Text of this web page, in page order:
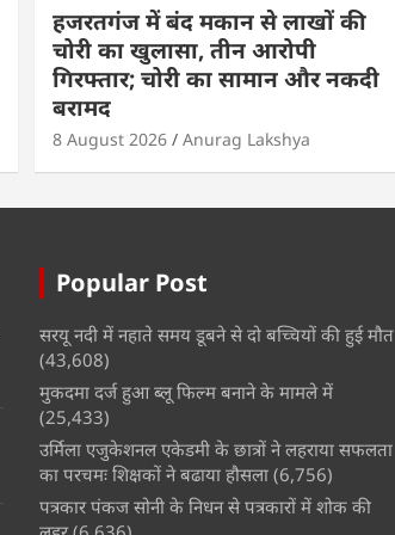
हजरतगंज में बंद मकान से लाखों की
चोरी का खुलासा, तीन आरोपी
गिरफ्तार; चोरी का सामान और नकदी
बरामद
8 August 2026 Anurag Lakshya
Popular Post
सरयू नदी में नहाते समय डूबने से दो बच्चियों की हुई मौत
(43,608)
मुकदमा दर्ज हुआ ब्लू फिल्म बनाने के मामले में
(25,433)
उर्मिला एजुकेशनल एकेडमी के छात्रों ने लहराया सफलता
का परचमः शिक्षकों ने बढाया हौसला (6,756)
पत्रकार पंकज सोनी के निधन से पत्रकारों में शोक की